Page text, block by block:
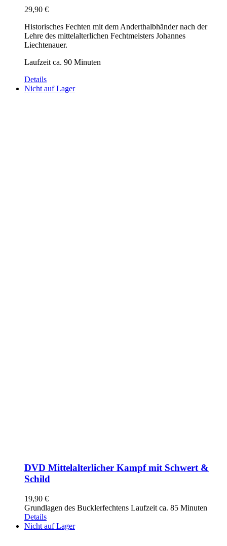
29,90 €
Historisches Fechten mit dem Anderthalbhänder nach der
Lehre des mittelalterlichen Fechtmeisters Johannes
Liechtenauer.
Laufzeit ca. 90 Minuten
Details
Nicht auf Lager
DVD Mittelalterlicher Kampf mit Schwert &
Schild
19,90 €
Grundlagen des Bucklerfechtens Laufzeit ca. 85 Minuten
Details
Nicht auf Lager